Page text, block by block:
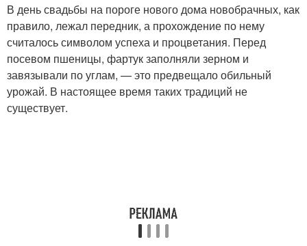
В день свадьбы на пороге нового дома новобрачных, как
правило, лежал передник, а прохождение по нему
считалось символом успеха и процветания. Перед
посевом пшеницы, фартук заполняли зерном и
завязывали по углам, — это предвещало обильный
урожай. В настоящее время таких традиций не
существует.